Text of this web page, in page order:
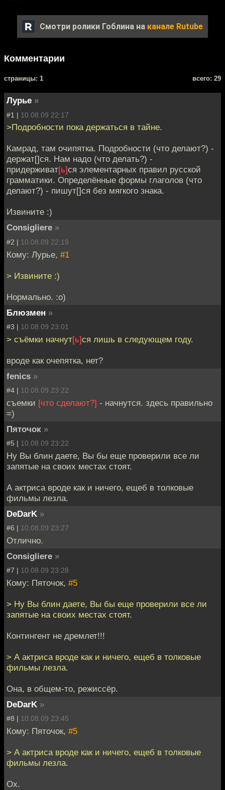
Смотри ролики Гоблина на канале Rutube
Комментарии
cтраницы: 1 всего: 29
Лурье »
#1 | 10.08.09 22:17
>Подробности пока держаться в тайне.
Камрад, там очипятка. Подробности (что делают?) -
держат[]ся. Нам надо (что делать?) -
придерживат[ь]ся элементарных правил русской
грамматики. Определённые формы глаголов (что
делают?) - пишут[]ся без мягкого знака.
Извините :)
Consigliere »
#2 | 10.08.09 22:19
Кому: Лурье, #1
> Извините :)
Нормально. :o)
Блюзмен »
#3 | 10.08.09 23:01
> съёмки начнут[ь]ся лишь в следующем году.
вроде как очепятка, нет?
fenics »
#4 | 10.08.09 23:22
съемки [что сделают?] - начнутся. здесь правильно
=)
Пяточок »
#5 | 10.08.09 23:22
Ну Вы блин даете, Вы бы еще проверили все ли
запятые на своих местах стоят.
А актриса вроде как и ничего, ещеб в толковые
фильмы лезла.
DeDarK »
#6 | 10.08.09 23:27
Отлично.
Consigliere »
#7 | 10.08.09 23:28
Кому: Пяточок, #5
> Ну Вы блин даете, Вы бы еще проверили все ли
запятые на своих местах стоят.
Контингент не дремлет!!!
> А актриса вроде как и ничего, ещеб в толковые
фильмы лезла.
Она, в общем-то, режиссёр.
DeDarK »
#8 | 10.08.09 23:45
Кому: Пяточок, #5
> А актриса вроде как и ничего, ещеб в толковые
фильмы лезла.
Ох.